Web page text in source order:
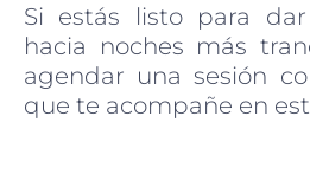
Si estás listo para
hacia noches más
agendar una sesión
que te acompañe en